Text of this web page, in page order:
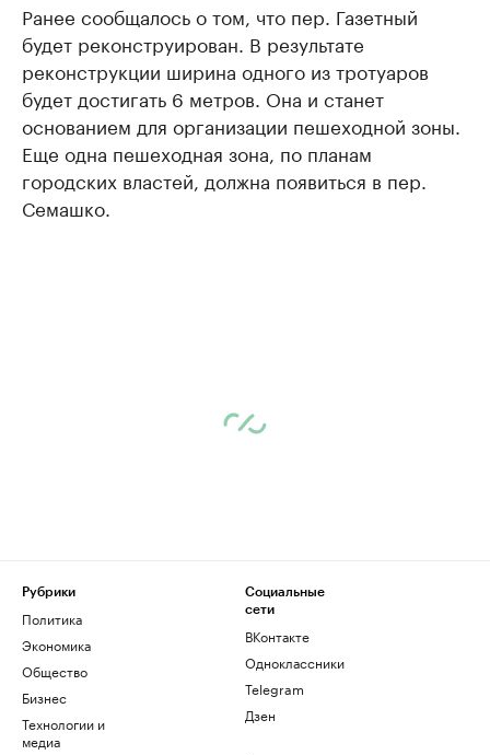
Ранее сообщалось о том, что пер. Газетный
будет реконструирован. В результате
реконструкции ширина одного из тротуаров
будет достигать 6 метров. Она и станет
основанием для организации пешеходной зоны.
Еще одна пешеходная зона, по планам
городских властей, должна появиться в пер.
Семашко.
Рубрики
Политика
Экономика
Общество
Бизнес
Технологии и
медиа
Социальные
сети
ВКонтакте
Одноклассники
Telegram
Дзен